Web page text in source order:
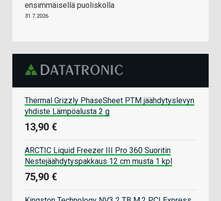
ensimmäisellä puoliskolla
31.7.2026
Thermal Grizzly PhaseSheet PTM jäähdytyslevyn
yhdiste Lämpöalusta 2 g
13,90 €
ARCTIC Liquid Freezer III Pro 360 Suoritin
Nestejäähdytyspakkaus 12 cm musta 1 kpl
75,90 €